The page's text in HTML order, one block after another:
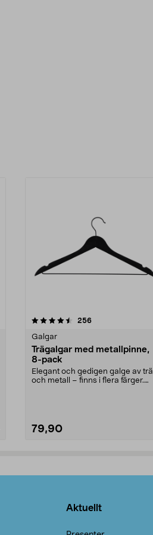
256recensioner
Galgar
Trägalgar med metallpinne,
8-pack
Elegant och gedigen galge av trä
och metall – finns i flera färger.
79,90
4.0av 5 stjärnor
Aktuellt